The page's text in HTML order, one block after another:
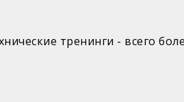
тренинги - всего